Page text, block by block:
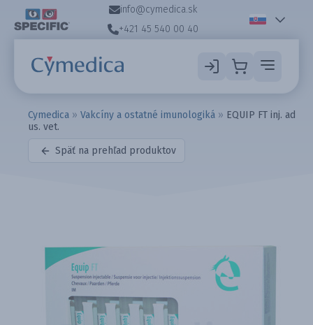
info@cymedica.sk
+421 45 540 00 40
Cymedica » Vakcíny a ostatné imunologiká » EQUIP FT inj. ad
us. vet.
Späť na prehľad produktov